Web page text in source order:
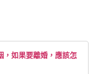
，如果要離婚，應該怎